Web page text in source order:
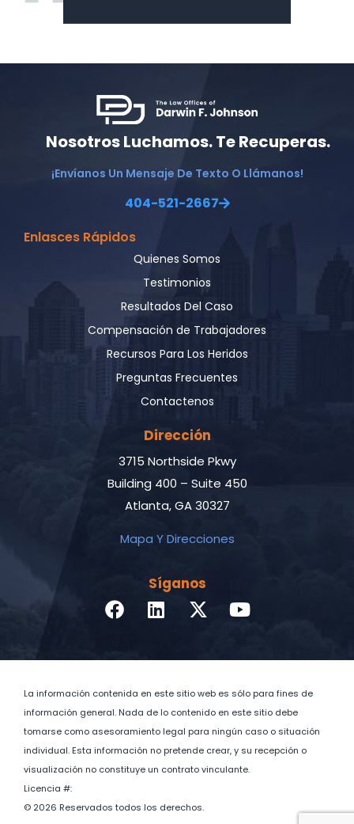
Nosotros Luchamos. Te Recuperas.
¡Envíanos Un Mensaje De Texto O Llámanos!
404-521-2667
Enlasces Rápidos
Quienes Somos
Testimonios
Resultados Del Caso
Compensación de Trabajadores
Recursos Para Los Heridos
Preguntas Frecuentes
Contactenos
Dirección
3715 Northside Pkwy
Building 400 – Suite 450
Atlanta, GA 30327
Mapa Y Direcciones
Síganos
La información contenida en este sitio web es sólo para fines de
información general. Nada de lo contenido en este sitio debe
tomarse como asesoramiento legal para ningún caso o situación
individual. Esta información no pretende crear, y su recepción o
visualización no constituye un contrato vinculante.
Licencia #:
© 2026 Reservados todos los derechos.